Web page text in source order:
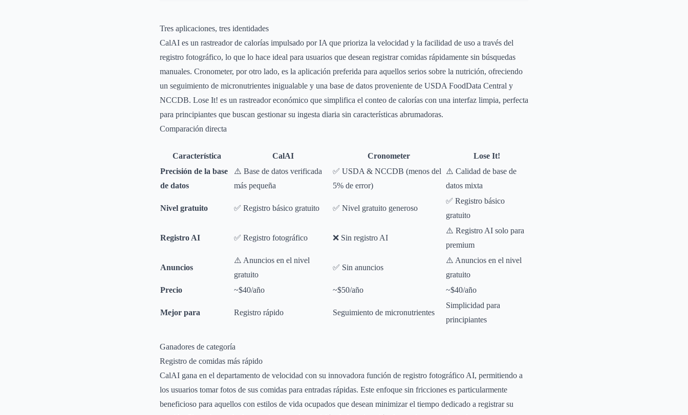
Tres aplicaciones, tres identidades
CalAI es un rastreador de calorías impulsado por IA que prioriza la velocidad y la facilidad de uso a través del
registro fotográfico, lo que lo hace ideal para usuarios que desean registrar comidas rápidamente sin búsquedas
manuales. Cronometer, por otro lado, es la aplicación preferida para aquellos serios sobre la nutrición, ofreciendo
un seguimiento de micronutrientes inigualable y una base de datos proveniente de USDA FoodData Central y
NCCDB. Lose It! es un rastreador económico que simplifica el conteo de calorías con una interfaz limpia, perfecta
para principiantes que buscan gestionar su ingesta diaria sin características abrumadoras.
Comparación directa
Característica CalAI Cronometer
Lose It!
Precisión de la base
de datos
⚠️ Base de datos verificada
más pequeña
✅ USDA & NCCDB (menos del
5% de error)
⚠️ Calidad de base de
datos mixta
Nivel gratuito ✅ Registro básico gratuito ✅ Nivel gratuito generoso
✅ Registro básico
gratuito
Registro AI ✅ Registro fotográfico ❌ Sin registro AI
⚠️ Registro AI solo para
premium
Anuncios
⚠️ Anuncios en el nivel
gratuito
✅ Sin anuncios
⚠️ Anuncios en el nivel
gratuito
Precio
~$40/año ~$50/año ~$40/año
Mejor para Registro rápido Seguimiento de micronutrientes
Simplicidad para
principiantes
Ganadores de categoría
Registro de comidas más rápido
CalAI gana en el departamento de velocidad con su innovadora función de registro fotográfico AI, permitiendo a
los usuarios tomar fotos de sus comidas para entradas rápidas. Este enfoque sin fricciones es particularmente
beneficioso para aquellos con estilos de vida ocupados que desean minimizar el tiempo dedicado a registrar su